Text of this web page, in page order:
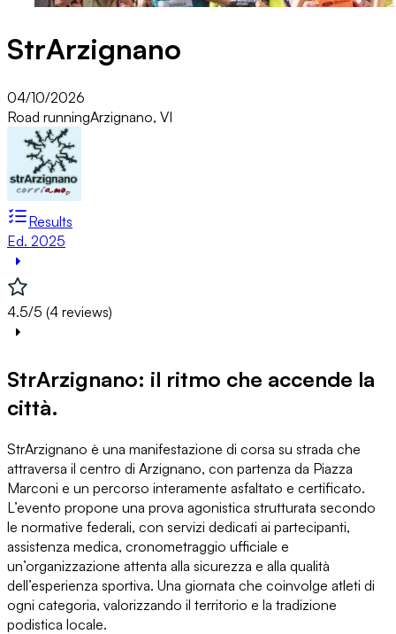
StrArzignano
04/10/2026
Road runningArzignano, VI
Results
Ed. 2025
4.5/5 (4 reviews)
StrArzignano: il ritmo che accende la
città.
StrArzignano è una manifestazione di corsa su strada che
attraversa il centro di Arzignano, con partenza da Piazza
Marconi e un percorso interamente asfaltato e certificato.
L’evento propone una prova agonistica strutturata secondo
le normative federali, con servizi dedicati ai partecipanti,
assistenza medica, cronometraggio ufficiale e
un’organizzazione attenta alla sicurezza e alla qualità
dell’esperienza sportiva. Una giornata che coinvolge atleti di
ogni categoria, valorizzando il territorio e la tradizione
podistica locale.